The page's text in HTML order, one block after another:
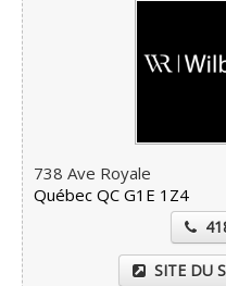
738 Ave Royale
Québec QC G1E 1Z4
SITE DU